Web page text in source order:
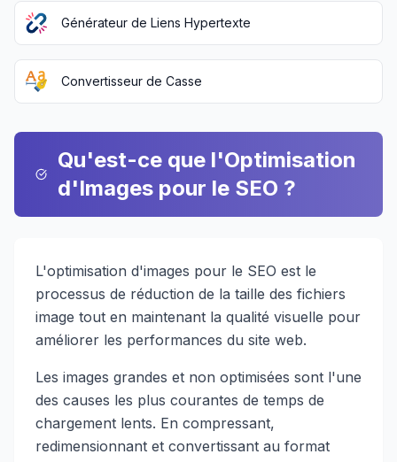
Générateur de Liens Hypertexte
Convertisseur de Casse
Qu'est-ce que l'Optimisation
d'Images pour le SEO ?
L'optimisation d'images pour le SEO est le
processus de réduction de la taille des fichiers
image tout en maintenant la qualité visuelle pour
améliorer les performances du site web.
Les images grandes et non optimisées sont l'une
des causes les plus courantes de temps de
chargement lents. En compressant,
redimensionnant et convertissant au format